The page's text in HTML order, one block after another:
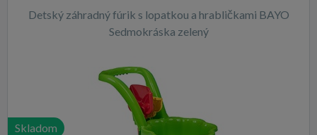
Detský záhradný fúrik s lopatkou a hrabličkami BAYO
Sedmokráska zelený
Skladom